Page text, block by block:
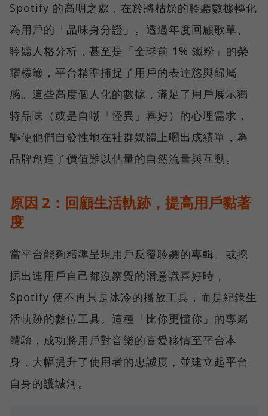
Spotify 的高明之處，在於將枯燥的聆聽數據轉化
為用戶的「品味身分證」。透過年度回顧歌單、
聆聽人格分析，甚至是「全球前 1% 鐵粉」的榮
耀標籤，平台精準捕捉了用戶的表達慾與歸屬
感。這些高度個人化的數據，滿足了用戶展示獨
特品味（或是自嘲「怪異」喜好）的心理需求，
驅使他們自發性地在社群媒體上曬出成績單，為
品牌創造了價值難以估量的自然流量與互動。
原因 2：回顧生活軌跡，提高用戶黏著
度
當平台能夠精準呈現用戶反覆聆聽的專輯、或挖
掘出連用戶自己都沒察覺的潛意識喜好時，
Spotify 便不再只是冰冷的播放工具，而是紀錄生
活軌跡的數位工具。這種「比你更懂你」的專屬
體驗，成功將用戶對音樂的喜愛移情至平台本
身，大幅提升了使用者的忠誠度，並建立起平台
自身的護城河。